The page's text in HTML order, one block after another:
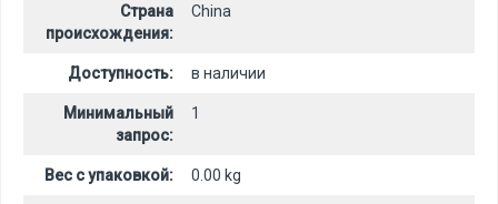
Страна
происхождения:
China
Доступность: в наличии
Минимальный
запрос:
1
Вес с упаковкой: 0.00 kg